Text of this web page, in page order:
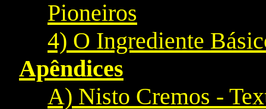
Pioneiros
4) O Ingrediente
Apêndices
A) Nisto Cremos -